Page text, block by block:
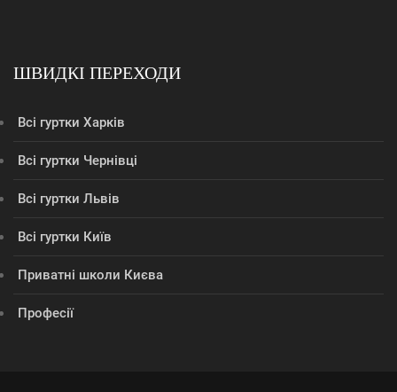
ШВИДКІ ПЕРЕХОДИ
Всі гуртки Харків
Всі гуртки Чернівці
Всі гуртки Львів
Всі гуртки Київ
Приватні школи Києва
Професії